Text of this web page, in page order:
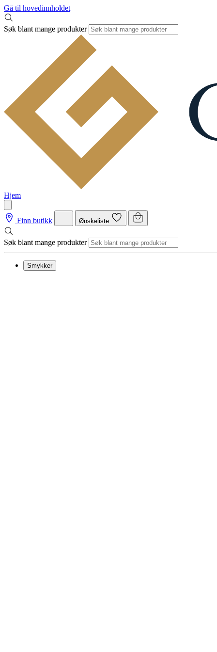
Gå til hovedinnholdet
Søk blant mange produkter
Hjem
Finn butikk Ønskeliste
Søk blant mange produkter
Smykker